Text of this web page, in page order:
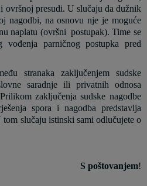
ovršnoj presudi. U slučaju da dužnik
nagodbi, na osnovu nje je moguće
naplatu (ovršni postupak). Time se
vođenja parničnog postupka pred
stranaka zaključenjem sudske
saradnje ili privatnih odnosa
zaključenja sudske nagodbe
spora i nagodba predstavlja
slučaju istinski sami odlučujete o
S poštovanjem!